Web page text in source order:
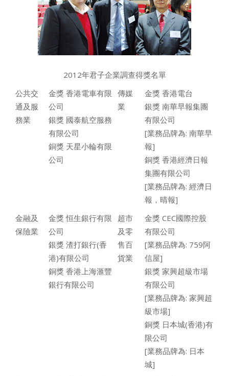
2012年君子企業調查得獎名單
公共交
通及服
務業
金獎 香港電車有限
公司
銀獎 國泰航空服務
有限公司
銅獎 天星小輪有限
公司
傳媒
業
金獎 香港電台
銀獎 南華早報集團
有限公司
[業務品牌為: 南華早
報]
銅獎 香港經濟日報
集團有限公司
[業務品牌為: 經濟日
報，晴報]
金融及
保險業
金獎 恒生銀行有限
公司
銀獎 渣打銀行(香
港)有限公司
銅獎 香港上海滙豐
銀行有限公司
超市
及零
售百
貨業
金獎 CEC國際控股
有限公司
[業務品牌為: 759阿
信屋]
銀獎 家興超級市場
有限公司
[業務品牌為: 家興超
級市場]
銅獎 日本城(香港)有
限公司
[業務品牌為: 日本
城]